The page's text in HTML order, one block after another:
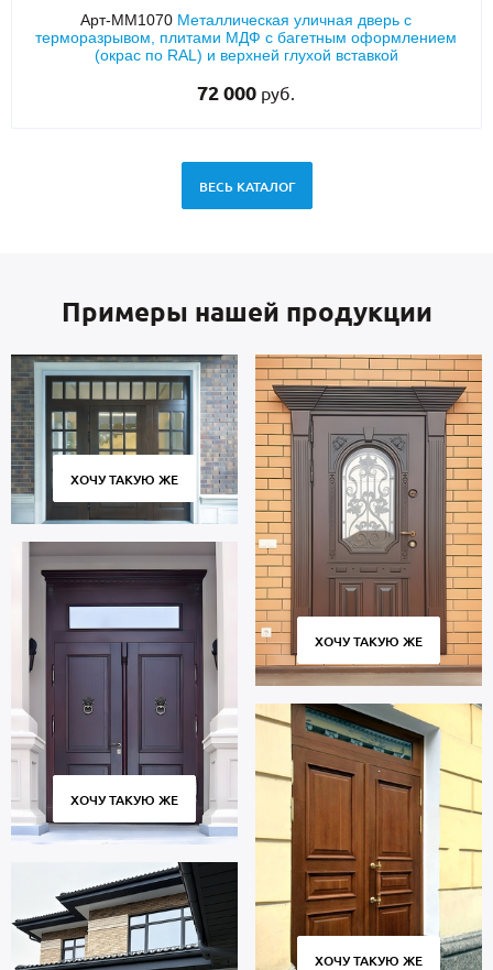
Арт-ММ1070 Металлическая уличная дверь с
терморазрывом, плитами МДФ с багетным оформлением
(окрас по RAL) и верхней глухой вставкой
72 000 руб.
ВЕСЬ КАТАЛОГ
Примеры нашей продукции
ХОЧУ ТАКУЮ ЖЕ
ХОЧУ ТАКУЮ ЖЕ
ХОЧУ ТАКУЮ ЖЕ
ХОЧУ ТАКУЮ ЖЕ